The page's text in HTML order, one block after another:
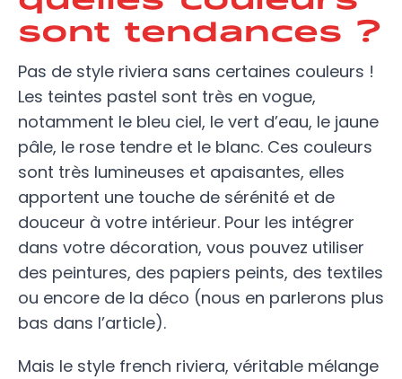
sont tendances ?
Pas de style riviera sans certaines couleurs !
Les teintes pastel sont très en vogue,
notamment le bleu ciel, le vert d’eau, le jaune
pâle, le rose tendre et le blanc. Ces couleurs
sont très lumineuses et apaisantes, elles
apportent une touche de sérénité et de
douceur à votre intérieur. Pour les intégrer
dans votre décoration, vous pouvez utiliser
des peintures, des papiers peints, des textiles
ou encore de la déco (nous en parlerons plus
bas dans l’article).
Mais le style french riviera, véritable mélange